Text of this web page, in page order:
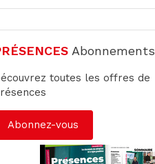
Abonnements
toutes les offres de
Abonnez-vous